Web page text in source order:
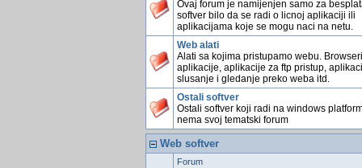
Ovaj forum je namijenjen samo za
softver bilo da se radi o licnoj aplikaciji ili
aplikacijama koje se mogu naci na netu.
Web alati
Alati sa kojima pristupamo webu.
aplikacije, aplikacije za ftp pristup,
slusanje i gledanje preko weba itd.
Ostali softver
Ostali softver koji radi na windows
nema svoj tematski forum
Web softver
Forum